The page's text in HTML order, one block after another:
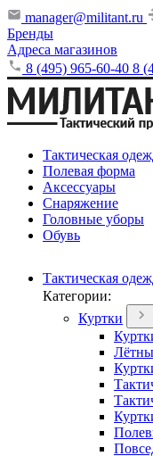
manager@militant.ru
Бренды
Адреса магазинов
8 (495) 965-60-40 8
Тактическая
Полевая форма
Аксессуары
Снаряжение
Головные уборы
Обувь
Тактическая
Категории:
Куртки